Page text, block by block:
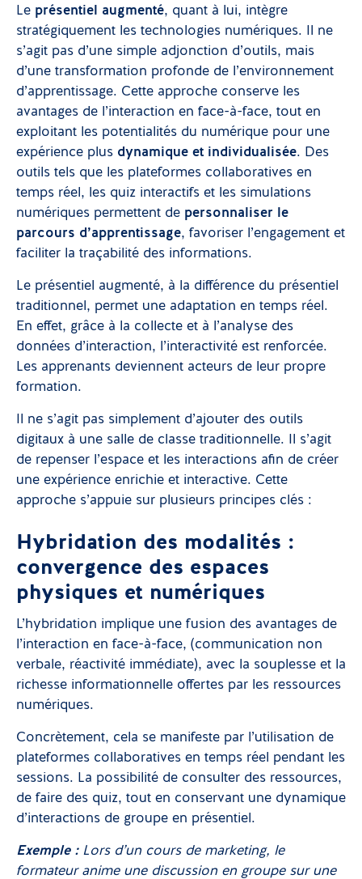
Le présentiel augmenté, quant à lui, intègre
stratégiquement les technologies numériques. Il ne
s’agit pas d’une simple adjonction d’outils, mais
d’une transformation profonde de l’environnement
d’apprentissage. Cette approche conserve les
avantages de l’interaction en face-à-face, tout en
exploitant les potentialités du numérique pour une
expérience plus dynamique et individualisée. Des
outils tels que les plateformes collaboratives en
temps réel, les quiz interactifs et les simulations
numériques permettent de personnaliser le
parcours d’apprentissage, favoriser l’engagement et
faciliter la traçabilité des informations.
Le présentiel augmenté, à la différence du présentiel
traditionnel, permet une adaptation en temps réel.
En effet, grâce à la collecte et à l’analyse des
données d’interaction, l’interactivité est renforcée.
Les apprenants deviennent acteurs de leur propre
formation.
Il ne s’agit pas simplement d’ajouter des outils
digitaux à une salle de classe traditionnelle. Il s’agit
de repenser l’espace et les interactions afin de créer
une expérience enrichie et interactive. Cette
approche s’appuie sur plusieurs principes clés :
Hybridation des modalités :
convergence des espaces
physiques et numériques
L’hybridation implique une fusion des avantages de
l’interaction en face-à-face, (communication non
verbale, réactivité immédiate), avec la souplesse et la
richesse informationnelle offertes par les ressources
numériques.
Concrètement, cela se manifeste par l’utilisation de
plateformes collaboratives en temps réel pendant les
sessions. La possibilité de consulter des ressources,
de faire des quiz, tout en conservant une dynamique
d’interactions de groupe en présentiel.
Exemple :Lors d’un cours de marketing, le
formateur anime une discussion en groupe sur une